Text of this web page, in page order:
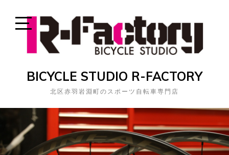
Open
Sidebar
BICYCLE STUDIO R-FACTORY
北区赤羽岩淵町のスポーツ自転車専門店